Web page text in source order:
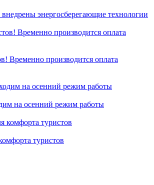
энергосберегающие технологии
Временно производится оплата
на осенний режим работы
туристов